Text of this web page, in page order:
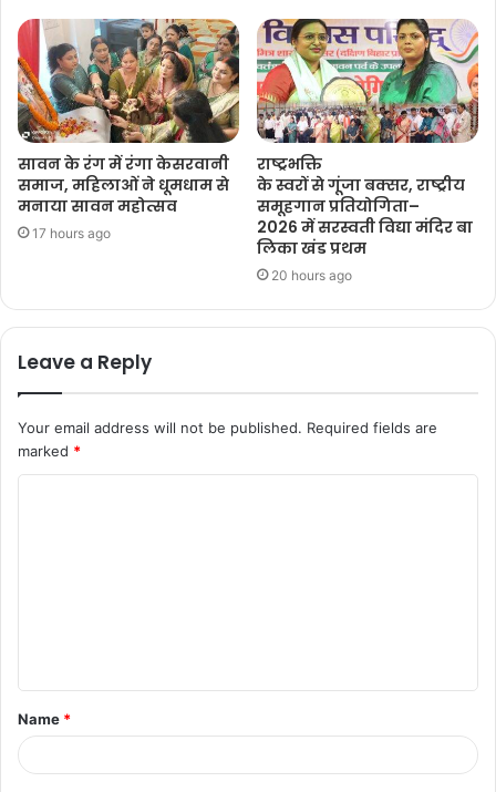
सावन के रंग में रंगा केसरवानी
समाज, महिलाओं ने धूमधाम से
मनाया सावन महोत्सव
17 hours ago
राष्ट्रभक्ति
के स्वरों से गूंजा बक्सर, राष्ट्रीय
समूहगान प्रतियोगिता–
2026 में सरस्वती विद्या मंदिर बा
लिका खंड प्रथम
20 hours ago
Leave a Reply
Your email address will not be published. Required fields are
marked *
Name *